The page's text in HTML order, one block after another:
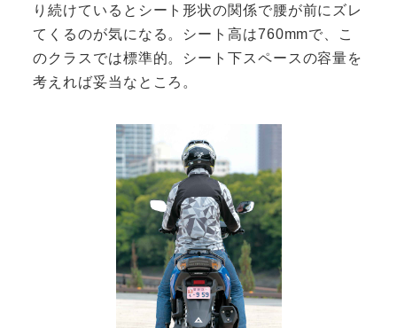
り続けているとシート形状の関係で腰が前にズレ
てくるのが気になる。シート高は760mmで、こ
のクラスでは標準的。シート下スペースの容量を
考えれば妥当なところ。